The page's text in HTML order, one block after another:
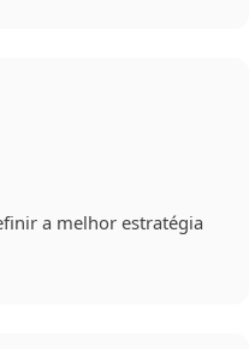
a melhor estratégia